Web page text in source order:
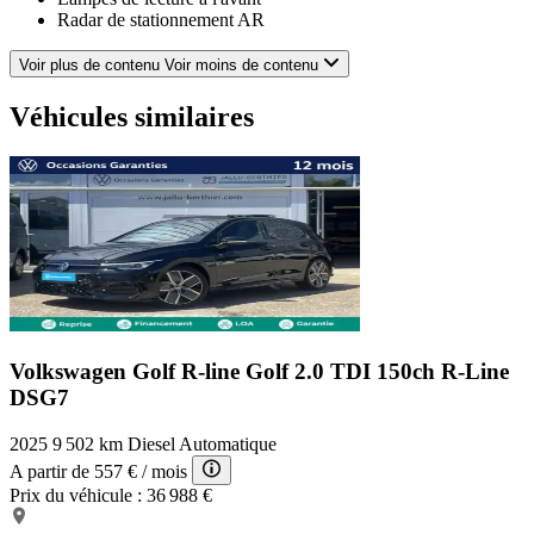
Radar de stationnement AR
GPS Cartographique
Ceintures avant ajustables en hauteur
Filtre à particules
Ecran multifonction couleur
Miroir de courtoisie conducteur éclairé
Suspensions Sport
Poignées ton carrosserie
Mode de conduite
Système de maintien du véhicule en côte
EBD
Gris Dauphin métallisée
Rétroviseur intérieur électrochrome
Arrêt et redémarrage auto. du moteur
Accoudoir central AR avec trappe à skis
Banquette AR rabattable
Bacs de portes avant
Appui-tête passager réglable en hauteur
Spoiler AR
Voir plus de contenu Voir moins de contenu
Véhicules similaires
Volkswagen Golf R-line Golf 2.0 TDI 150ch R-Line
DSG7
2025 9 502 km Diesel Automatique
A partir de 557 € / mois
Prix du véhicule : 36 988 €